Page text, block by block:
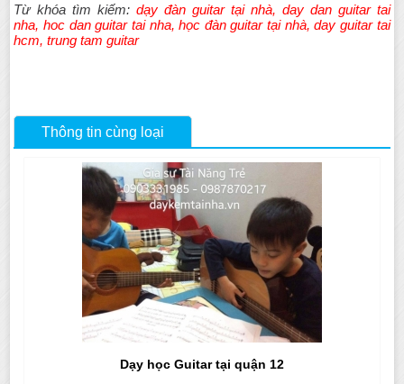
Từ khóa tìm kiếm: dạy đàn guitar tại nhà, day dan guitar tai
nha, hoc dan guitar tai nha,học đàn guitar tại nhà, day guitar tai
hcm,trung tam guitar
Thông tin cùng loại
Dạy học Guitar tại quận 12